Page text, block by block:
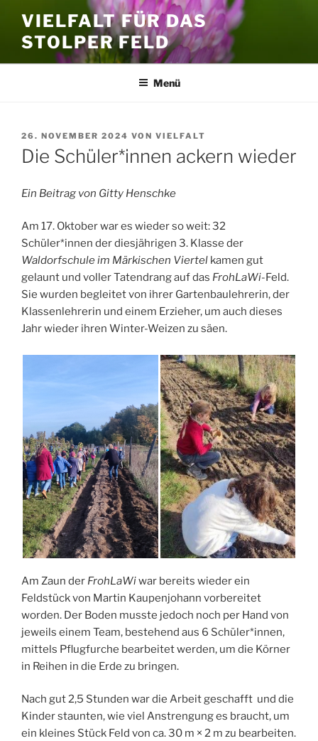
Inhalt
springen
VIELFALT FÜR DAS
STOLPER FELD
Menü
VERÖFFENTLICHT
AM
26. NOVEMBER 2024 VON VIELFALT
Die Schüler*innen ackern wieder
Ein Beitrag von Gitty Henschke
Am 17. Oktober war es wieder so weit: 32
Schüler*innen der diesjährigen 3. Klasse der
Waldorfschule im Märkischen Viertel kamen gut
gelaunt und voller Tatendrang auf das FrohLaWi-Feld.
Sie wurden begleitet von ihrer Gartenbaulehrerin, der
Klassenlehrerin und einem Erzieher, um auch dieses
Jahr wieder ihren Winter-Weizen zu säen.
Am Zaun der FrohLaWiwar bereits wieder ein
Feldstück von Martin Kaupenjohann vorbereitet
worden. Der Boden musste jedoch noch per Hand von
jeweils einem Team, bestehend aus 6 Schüler*innen,
mittels Pflugfurche bearbeitet werden, um die Körner
in Reihen in die Erde zu bringen.
Nach gut 2,5 Stunden war die Arbeit geschafft und die
Kinder staunten, wie viel Anstrengung es braucht, um
ein kleines Stück Feld von ca. 30 m × 2 m zu bearbeiten.